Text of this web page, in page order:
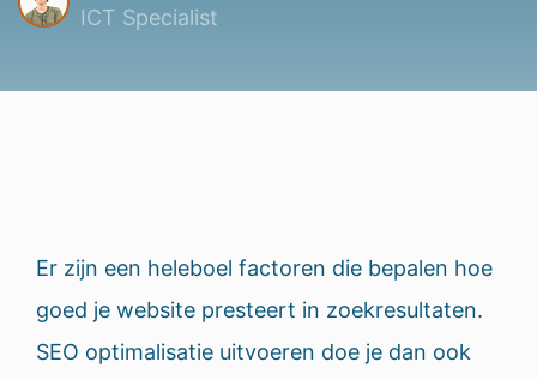
ICT Specialist
Er zijn een heleboel factoren die bepalen hoe
goed je website presteert in zoekresultaten.
SEO optimalisatie uitvoeren doe je dan ook